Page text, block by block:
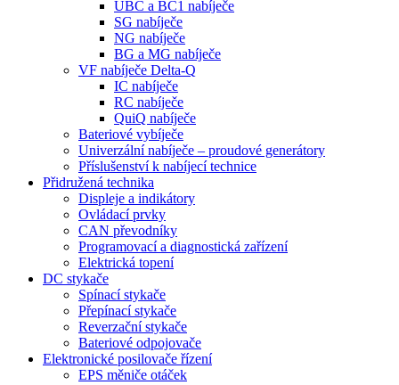
UBC a BC1 nabíječe
SG nabíječe
NG nabíječe
BG a MG nabíječe
VF nabíječe Delta-Q
IC nabíječe
RC nabíječe
QuiQ nabíječe
Bateriové vybíječe
Univerzální nabíječe – proudové generátory
Příslušenství k nabíjecí technice
Přidružená technika
Displeje a indikátory
Ovládací prvky
CAN převodníky
Programovací a diagnostická zařízení
Elektrická topení
DC stykače
Spínací stykače
Přepínací stykače
Reverzační stykače
Bateriové odpojovače
Elektronické posilovače řízení
EPS měniče otáček